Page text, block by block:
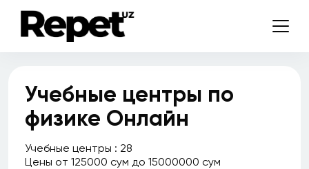
Учебные центры по
физике Онлайн
Учебные центры : 28
Цены от 125000 сум до 15000000 сум